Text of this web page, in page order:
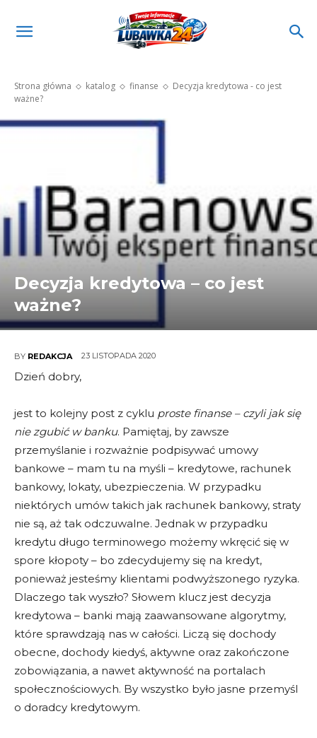
Strona główna katalog finanse
Decyzja kredytowa - co jest
ważne?
Decyzja kredytowa – co jest
ważne?
BY REDAKCJA 23 LISTOPADA 2020
Dzień dobry,
jest to kolejny post z cyklu proste finanse – czyli jak się
nie zgubić w banku. Pamiętaj, by zawsze
przemyślanie i rozważnie podpisywać umowy
bankowe – mam tu na myśli – kredytowe, rachunek
bankowy, lokaty, ubezpieczenia. W przypadku
niektórych umów takich jak rachunek bankowy, straty
nie są, aż tak odczuwalne. Jednak w przypadku
kredytu długo terminowego możemy wkręcić się w
spore kłopoty – bo zdecydujemy się na kredyt,
ponieważ jesteśmy klientami podwyższonego ryzyka.
Dlaczego tak wyszło? Słowem klucz jest decyzja
kredytowa – banki mają zaawansowane algorytmy,
które sprawdzają nas w całości. Liczą się dochody
obecne, dochody kiedyś, aktywne oraz zakończone
zobowiązania, a nawet aktywność na portalach
społecznościowych. By wszystko było jasne przemyśl
o doradcy kredytowym.